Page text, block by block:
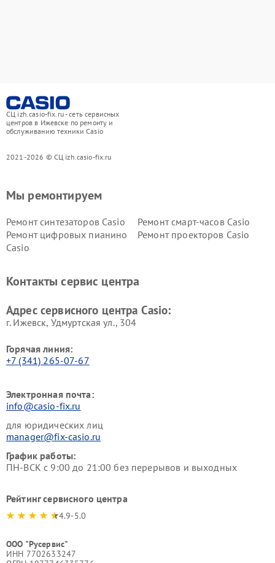
СЦ izh.casio-fix.ru - сеть сервисных
центров в Ижевске по ремонту и
обслуживанию техники Casio
2021-2026 © СЦ izh.casio-fix.ru
Мы ремонтируем
Ремонт синтезаторов Casio
Ремонт смарт-часов Casio
Ремонт цифровых пианино
Casio
Ремонт проекторов Casio
Контакты сервис центра
Адрес сервисного центра Casio:
г. Ижевск, Удмуртская ул., 304
Горячая линия:
+7 (341) 265-07-67
Электронная почта:
info@casio-fix.ru
для юридических лиц
manager@fix-casio.ru
График работы:
ПН-ВСК с 9:00 до 21:00 без перерывов и выходных
Рейтинг сервисного центра
4.9-5.0
ООО "Русервис"
ИНН 7702633247